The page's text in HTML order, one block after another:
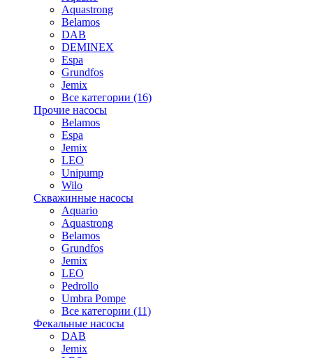
Aquastrong
Belamos
DAB
DEMINEX
Espa
Grundfos
Jemix
Все категории (16)
Прочие насосы
Belamos
Espa
Jemix
LEO
Unipump
Wilo
Скважинные насосы
Aquario
Aquastrong
Belamos
Grundfos
Jemix
LEO
Pedrollo
Umbra Pompe
Все категории (11)
Фекальные насосы
DAB
Jemix